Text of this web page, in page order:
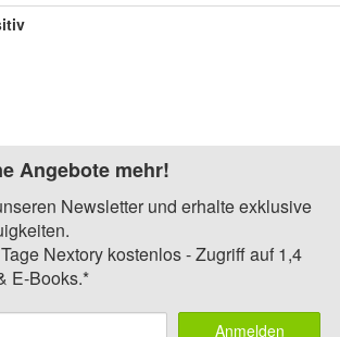
Angebote mehr!
Newsletter und erhalte exklusive
Nextory kostenlos - Zugriff auf 1,4
E-Books.*
Anmelden